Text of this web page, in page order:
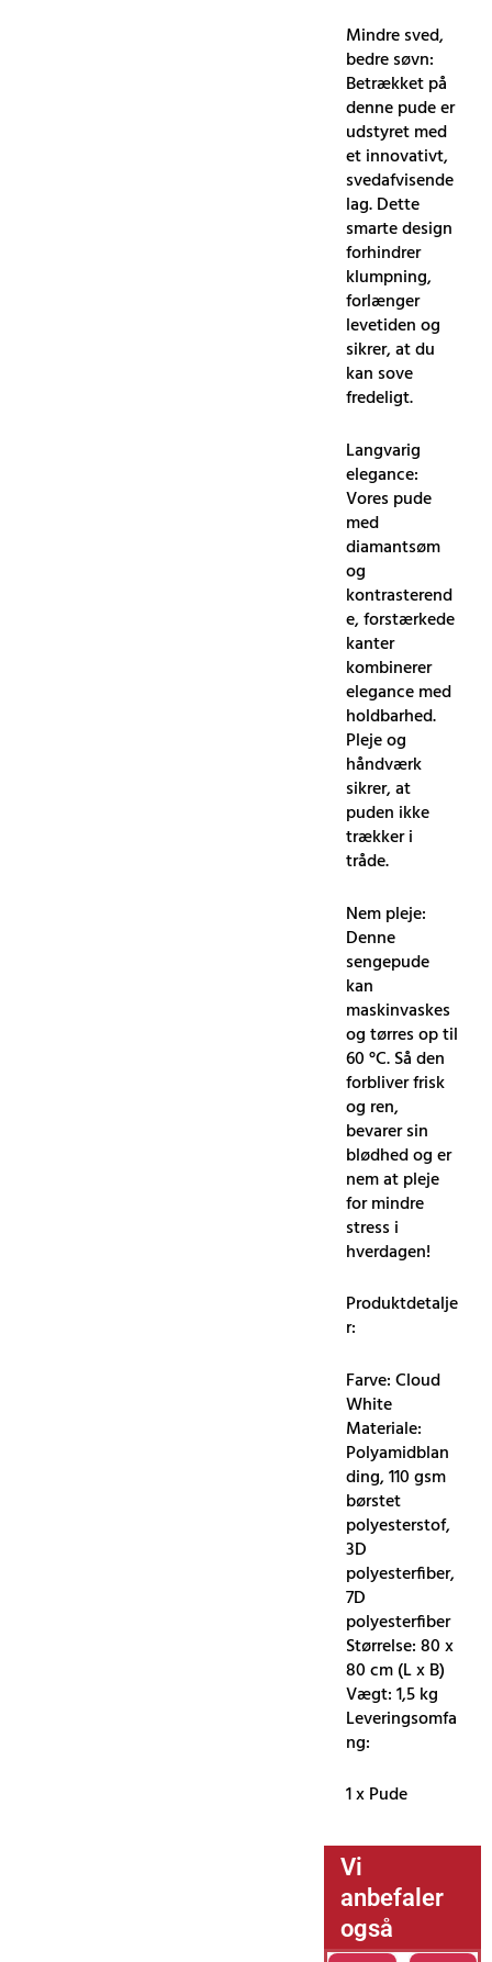
Mindre sved,
bedre søvn:
Betrækket på
denne pude er
udstyret med
et innovativt,
svedafvisende
lag. Dette
smarte design
forhindrer
klumpning,
forlænger
levetiden og
sikrer, at du
kan sove
fredeligt.
Langvarig
elegance:
Vores pude
med
diamantsøm
og
kontrasterend
e, forstærkede
kanter
kombinerer
elegance med
holdbarhed.
Pleje og
håndværk
sikrer, at
puden ikke
trækker i
tråde.
Nem pleje:
Denne
sengepude
kan
maskinvaskes
og tørres op til
60 °C. Så den
forbliver frisk
og ren,
bevarer sin
blødhed og er
nem at pleje
for mindre
stress i
hverdagen!
Produktdetalje
r:
Farve: Cloud
White
Materiale:
Polyamidblan
ding, 110 gsm
børstet
polyesterstof,
3D
polyesterfiber,
7D
polyesterfiber
Størrelse: 80 x
80 cm (L x B)
Vægt: 1,5 kg
Leveringsomfa
ng:
1 x Pude
Vi
anbefaler
også